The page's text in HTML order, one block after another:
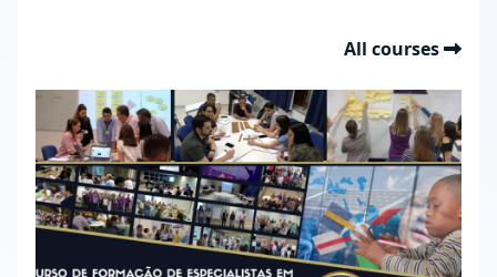
All courses